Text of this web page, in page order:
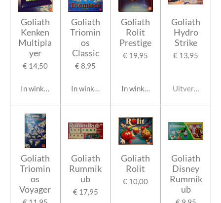
Goliath
Kenken
Multipla
yer
€ 14,50
In winkelwagen
Goliath
Triomin
os
Classic
€ 8,95
In winkelwagen
Goliath
Rolit
Prestige
€ 19,95
In winkelwagen
Goliath
Hydro
Strike
€ 13,95
Uitverkocht
Goliath
Triomin
os
Voyager
Goliath
Rummik
ub
€ 17,95
Goliath
Rolit
€ 10,00
Goliath
Disney
Rummik
ub